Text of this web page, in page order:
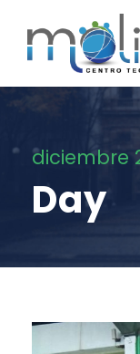
diciembre
Day